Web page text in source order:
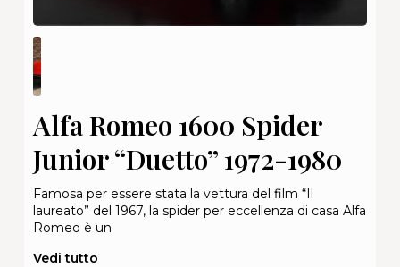
Alfa Romeo 1600 Spider
Junior “Duetto” 1972-1980
Famosa per essere stata la vettura del film “Il
laureato” del 1967, la spider per eccellenza di casa Alfa
Romeo è un
Vedi tutto